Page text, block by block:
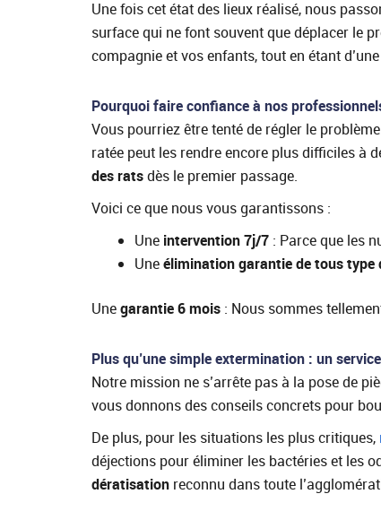
Une fois cet état des lieux réalisé, nous
surface qui ne font souvent que déplacer le
compagnie et vos enfants, tout en étant
Pourquoi faire confiance à nos
Vous pourriez être tenté de régler le
ratée peut les rendre encore plus difficiles à
des ratsdès le premier passage.
Voici ce que nous vous garantissons :
Une intervention 7j/7 : Parce que les
Uneélimination garantie de tous type
Unegarantie 6 mois : Nous sommes
Plus qu’une simple extermination : un
Notre mission ne s’arrête pas à la pose de
vous donnons des conseils concrets pour
De plus, pour les situations les plus critiques,
déjections pour éliminer les bactéries et les
dératisation reconnu dans toute